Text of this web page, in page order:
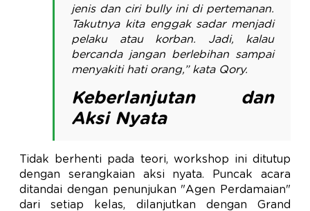
jenis dan ciri bully ini di pertemanan.
Takutnya kita enggak sadar menjadi
pelaku atau korban. Jadi, kalau
bercanda jangan berlebihan sampai
menyakiti hati orang,” kata Qory.
Keberlanjutan dan
Aksi Nyata
Tidak berhenti pada teori, workshop ini ditutup
dengan serangkaian aksi nyata. Puncak acara
ditandai dengan penunjukan "Agen Perdamaian"
dari setiap kelas, dilanjutkan dengan Grand